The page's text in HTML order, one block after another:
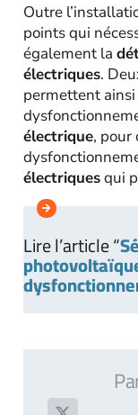
Outre
points qui
également la
électriques.
permettent
électrique, pour
électriquesqui
Lire l’article “